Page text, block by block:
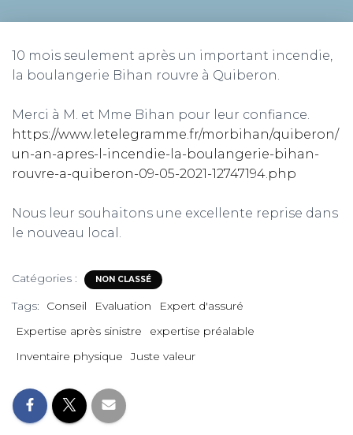
10 mois seulement après un important incendie,
la boulangerie Bihan rouvre à Quiberon.
Merci à M. et Mme Bihan pour leur confiance.
https://www.letelegramme.fr/morbihan/quiberon/
un-an-apres-l-incendie-la-boulangerie-bihan-
rouvre-a-quiberon-09-05-2021-12747194.php
Nous leur souhaitons une excellente reprise dans
le nouveau local.
Catégories : NON CLASSÉ
Tags: Conseil Evaluation
Expert d'assuré
Expertise après sinistre
expertise préalable
Inventaire physique
Juste valeur